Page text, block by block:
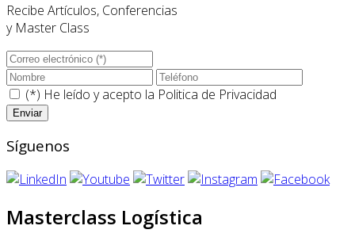
Recibe Artículos, Conferencias
y Master Class
(*) He leído y acepto la Politica de Privacidad
Síguenos
Masterclass Logística